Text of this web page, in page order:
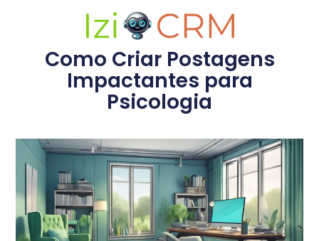
Como Criar Postagens
Impactantes para
Psicologia